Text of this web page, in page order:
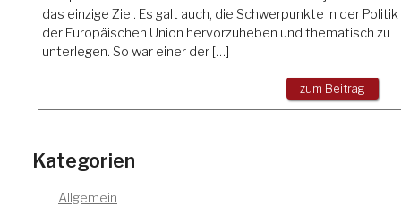
das einzige Ziel. Es galt auch, die Schwerpunkte in der Politik
der Europäischen Union hervorzuheben und thematisch zu
unterlegen. So war einer der […]
zum Beitrag
Kategorien
Allgemein